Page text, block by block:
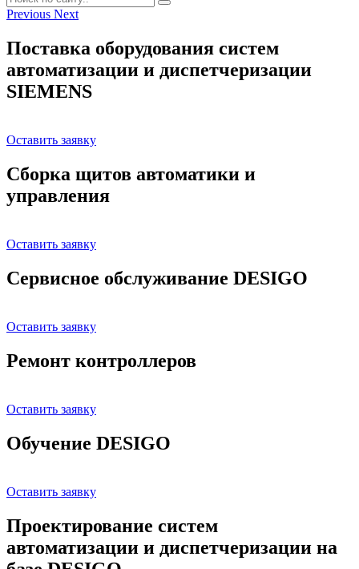
Previous Next
Поставка оборудования систем
автоматизации и диспетчеризации
SIEMENS
Оставить заявку
Сборка щитов автоматики и
управления
Оставить заявку
Сервисное обслуживание DESIGO
Оставить заявку
Ремонт контроллеров
Оставить заявку
Обучение DESIGO
Оставить заявку
Проектирование систем
автоматизации и диспетчеризации на